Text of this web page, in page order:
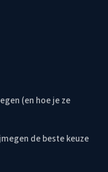
(en hoe je ze
de beste keuze